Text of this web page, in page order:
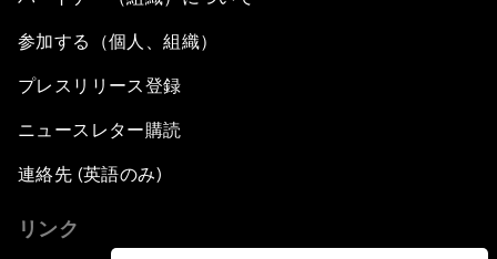
参加する（個人、組織）
プレスリリース登録
ニュースレター購読
連絡先 (英語のみ)
リンク